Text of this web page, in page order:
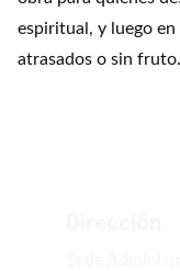
espiritual, y luego en
atrasados o sin fruto.